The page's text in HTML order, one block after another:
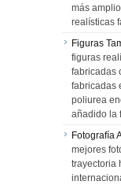
más
realísticas
Figuras
figuras
fabricadas
fabricadas
poliurea
añadido la
Fotografía
mejores
trayectoria